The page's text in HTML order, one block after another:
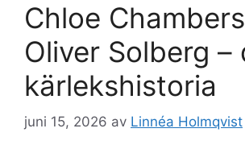
Chloe
Oliver Solberg –
kärlekshistoria
juni 15, 2026 av Linnéa Holmqvist